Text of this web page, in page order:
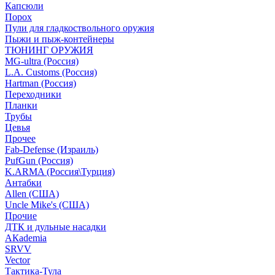
Капсюли
Порох
Пули для гладкоствольного оружия
Пыжи и пыж-контейнеры
ТЮНИНГ ОРУЖИЯ
MG-ultra (Россия)
L.A. Customs (Россия)
Hartman (Россия)
Переходники
Планки
Трубы
Цевья
Прочее
Fab-Defense (Израиль)
PufGun (Россия)
K.ARMA (Россия\Турция)
Антабки
Allen (США)
Uncle Mike's (США)
Прочие
ДТК и дульные насадки
АКademia
SRVV
Vector
Тактика-Тула